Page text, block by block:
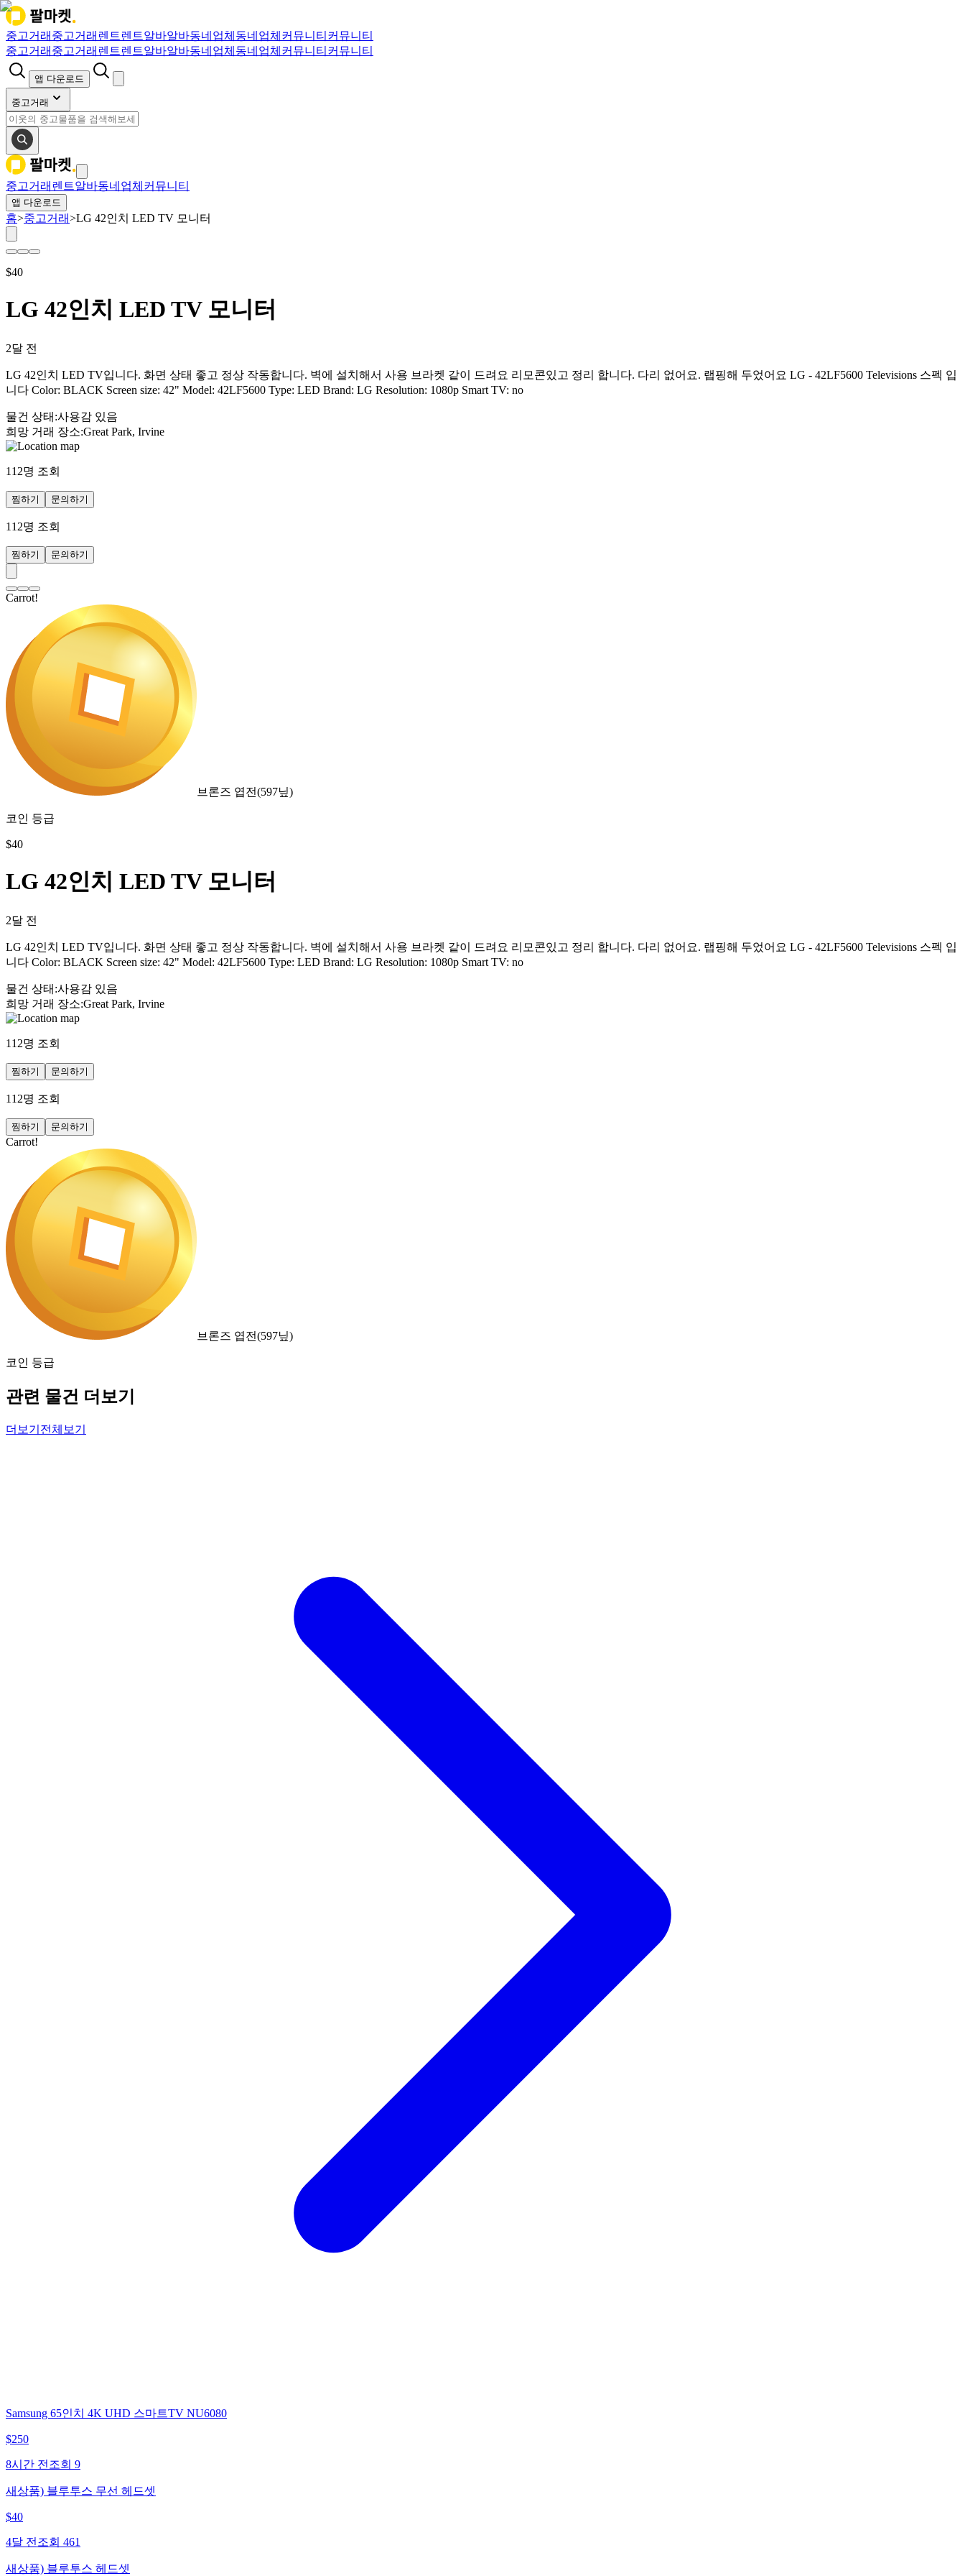
중고거래 중고거래 렌트렌트알바알바동네업체 동네업체 커뮤니티 커뮤니티
중고거래 중고거래 렌트렌트알바알바동네업체 동네업체 커뮤니티 커뮤니티
앱 다운로드
중고거래
중고거래 렌트알바동네업체 커뮤니티
앱 다운로드
홈>중고거래>LG 42인치 LED TV 모니터
$40
LG 42인치 LED TV 모니터
2달 전
LG 42인치 LED TV입니다. 화면 상태 좋고 정상 작동합니다. 벽에 설치해서 사용 브라켓 같이 드려요 리모콘있고 정리 합니다. 다리 없어요. 랩핑해 두었어요 LG - 42LF5600 Televisions 스펙 입
니다 Color: BLACK Screen size: 42" Model: 42LF5600 Type: LED Brand: LG Resolution: 1080p Smart TV: no
물건 상태 :사용감 있음
희망 거래 장소:Great Park, Irvine
112명 조회
찜하기 문의하기
112명 조회
찜하기 문의하기
Carrot!
브론즈 엽전(597닢)
코인 등급
$40
LG 42인치 LED TV 모니터
2달 전
LG 42인치 LED TV입니다. 화면 상태 좋고 정상 작동합니다. 벽에 설치해서 사용 브라켓 같이 드려요 리모콘있고 정리 합니다. 다리 없어요. 랩핑해 두었어요 LG - 42LF5600 Televisions 스펙 입
니다 Color: BLACK Screen size: 42" Model: 42LF5600 Type: LED Brand: LG Resolution: 1080p Smart TV: no
물건 상태 :사용감 있음
희망 거래 장소:Great Park, Irvine
112명 조회
찜하기 문의하기
112명 조회
찜하기 문의하기
Carrot!
브론즈 엽전(597닢)
코인 등급
관련 물건 더보기
더보기 전체보기
Samsung 65인치 4K UHD 스마트TV NU6080
$250
8시간 전 조회 9
새상품) 블루투스 무선 헤드셋
$40
4달 전 조회 461
새상품) 블루투스 헤드셋